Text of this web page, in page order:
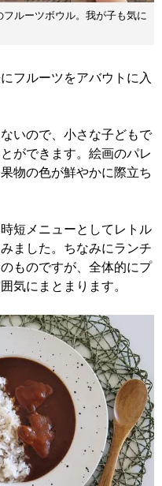
ルーツボウル。我が子も気に
フルーツをアバウトに入
いので、小さな子どもで
ができます。絵画のパレ
物の色が鮮やかに際立ち
短メニューとしてレトル
ました。ちなみにランチ
ものですが、全体的にプ
気にまとまります。